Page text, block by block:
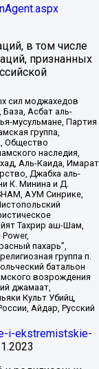
в том числе
признанных
сил моджахедов
Асбат аль-
мусульмане, Партия
группа,
Общество
наследия,
Аль-Каида, Имарат
Джабха аль-
К. Минина и Д.
АУМ Синрике,
Тахрир аш-Шам,
пахарь”,
группа п.
батальон
возрождения
джамаат,
Культ Убийц,
Айдар, Русский
i-ekstremistskie-